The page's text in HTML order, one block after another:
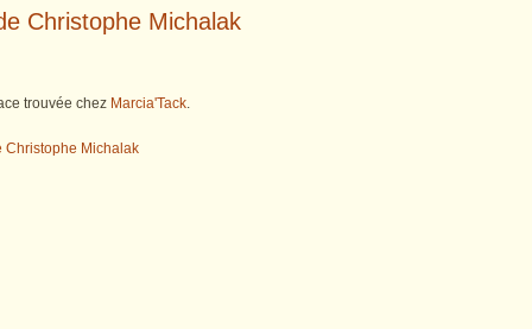
Christophe Michalak
trouvée chez Marcia'Tack.